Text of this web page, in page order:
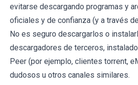
evitarse descargando programas y
oficiales y de confianza (y a través
No es seguro descargarlos o
descargadores de terceros,
Peer (por ejemplo, clientes torrent,
dudosos u otros canales similares.